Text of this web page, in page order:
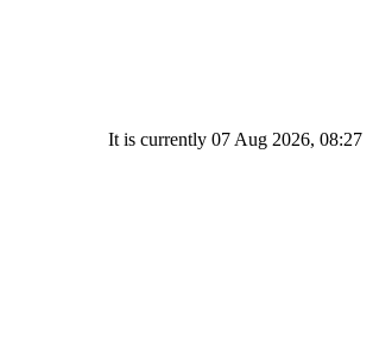
It is currently 07 Aug 2026, 08:27